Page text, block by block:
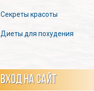
Секреты красоты
Диеты для похудения
ВХОД НА САЙТ